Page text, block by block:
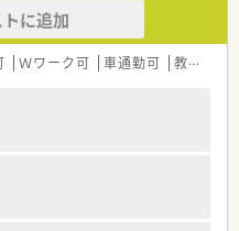
に追加
Ｗワーク可 車通勤可 教育制度あり